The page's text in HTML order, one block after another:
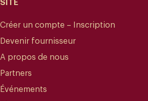
SITE
Créer un compte – Inscription
Devenir fournisseur
A propos de nous
Partners
Événements